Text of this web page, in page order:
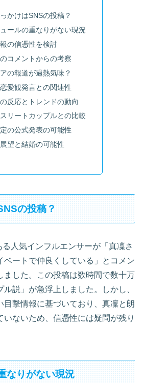
かけはSNSの投稿？
ールの重なりがない現況
の信憑性を検討
コメントからの考察
の報道が過熱気味？
愛観発言との関連性
反応とトレンドの動向
リートカップルとの比較
の公式発表の可能性
望と結婚の可能性
の投稿？
人気インフルエンサーが「真凜さ
ベートで仲良くしている」とコメン
ました。この投稿は数時間で数十万
説」が急浮上しました。しかし、
目撃情報に基づいており、真凜と朗
いないため、信憑性には疑問が残り
なりがない現況